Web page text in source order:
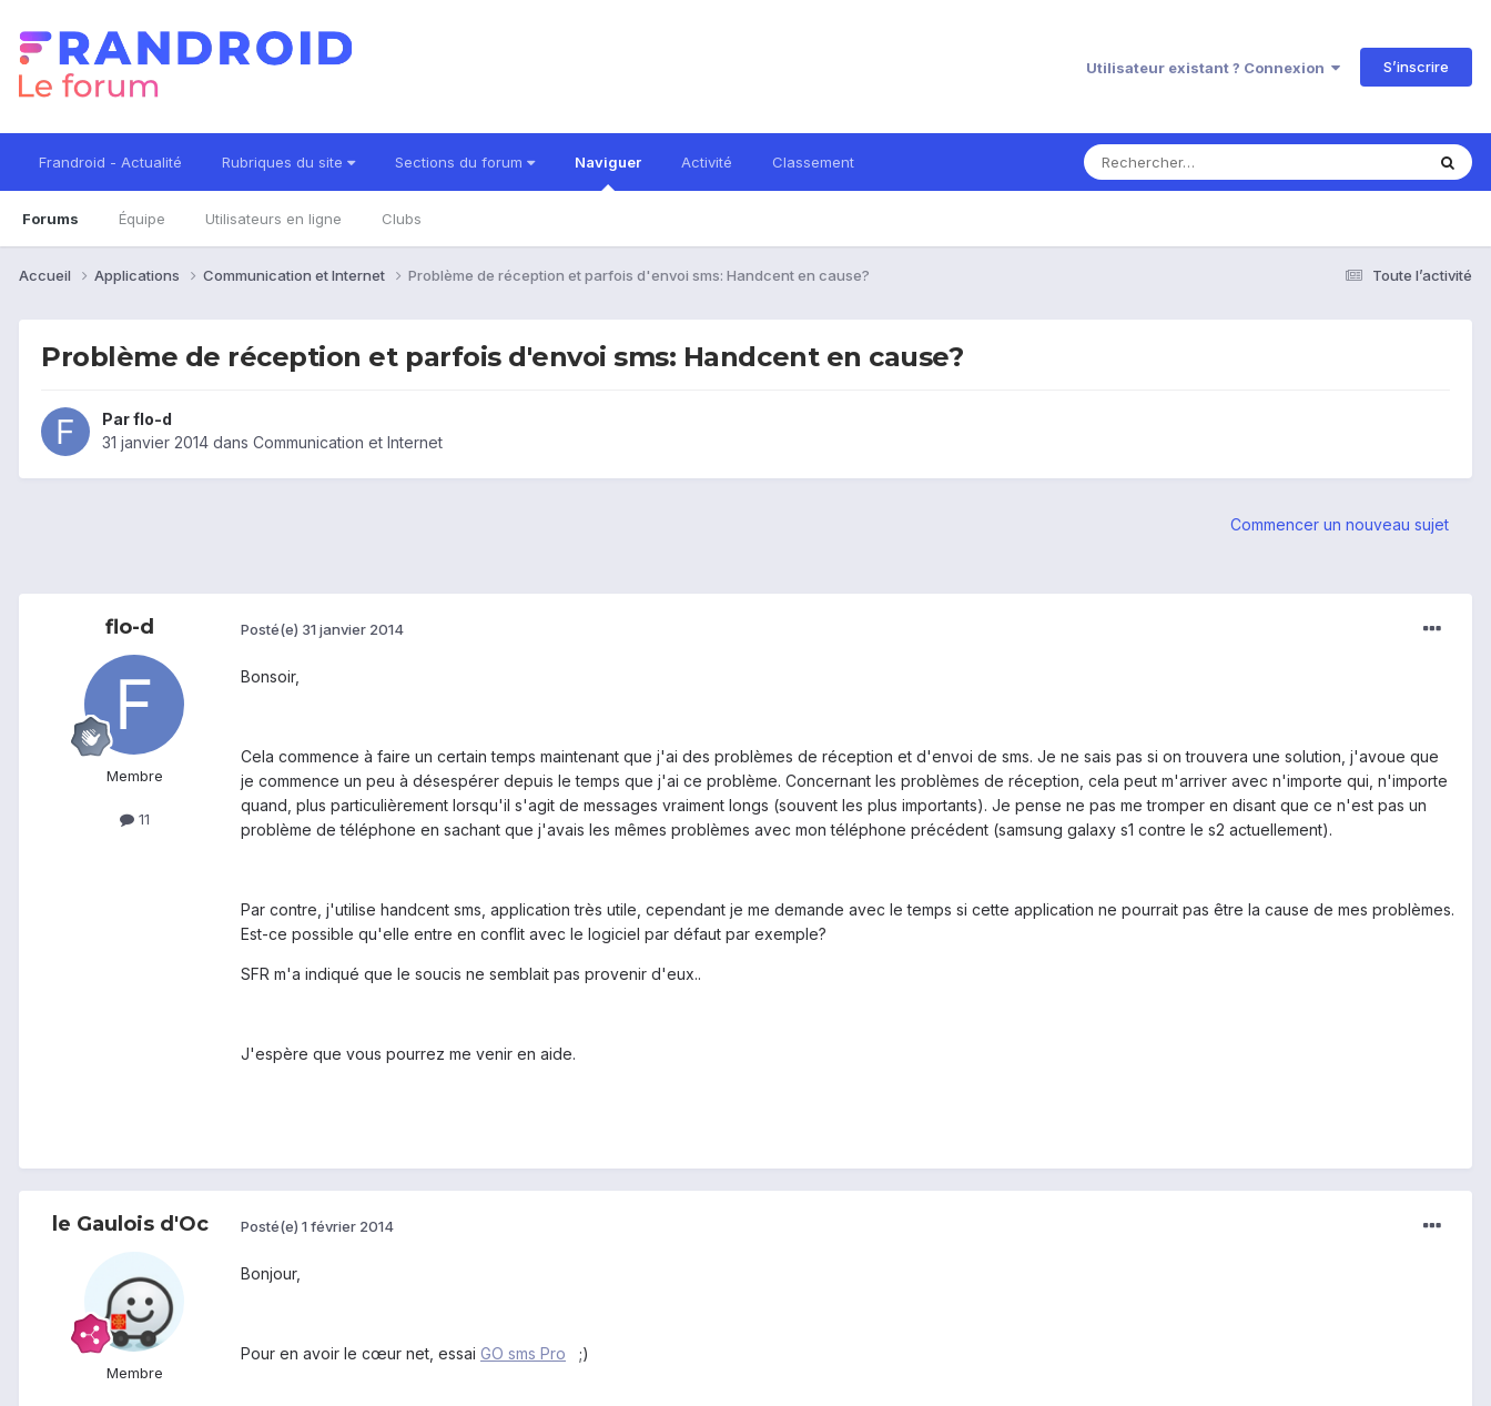
Utilisateur existant ? Connexion S’inscrire
Frandroid - Actualité Rubriques du site Sections du forum Naviguer
Forums Équipe Utilisateurs en ligne Clubs
Activité Classement
Toute l’activité
Accueil Applications Communication et Internet Problème de réception et parfois d'envoi sms: Handcent en cause?
Problème de réception et parfois d'envoi sms: Handcent en cause?
Parflo-d
31 janvier 2014 dans Communication et Internet
Commencer un nouveau sujet
flo-d
Membre
11
Posté(e) 31 janvier 2014
Bonsoir,
Cela commence à faire un certain temps maintenant que j'ai des problèmes de réception et d'envoi de sms. Je ne sais pas si on trouvera une solution, j'avoue que
je commence un peu à désespérer depuis le temps que j'ai ce problème. Concernant les problèmes de réception, cela peut m'arriver avec n'importe qui, n'importe
quand, plus particulièrement lorsqu'il s'agit de messages vraiment longs (souvent les plus importants). Je pense ne pas me tromper en disant que ce n'est pas un
problème de téléphone en sachant que j'avais les mêmes problèmes avec mon téléphone précédent (samsung galaxy s1 contre le s2 actuellement).
Par contre, j'utilise handcent sms, application très utile, cependant je me demande avec le temps si cette application ne pourrait pas être la cause de mes problèmes.
Est-ce possible qu'elle entre en conflit avec le logiciel par défaut par exemple?
SFR m'a indiqué que le soucis ne semblait pas provenir d'eux..
J'espère que vous pourrez me venir en aide.
le Gaulois d'Oc
Membre
Posté(e) 1 février 2014
Bonjour,
Pour en avoir le cœur net, essai GO sms Pro ;)